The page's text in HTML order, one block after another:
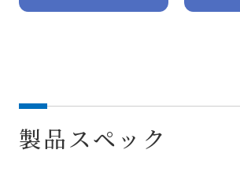
製品スペック